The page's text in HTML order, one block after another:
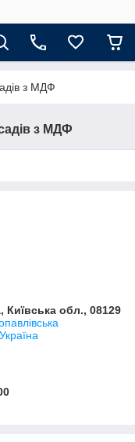
з МДФ
з МДФ
Київська обл., 08129